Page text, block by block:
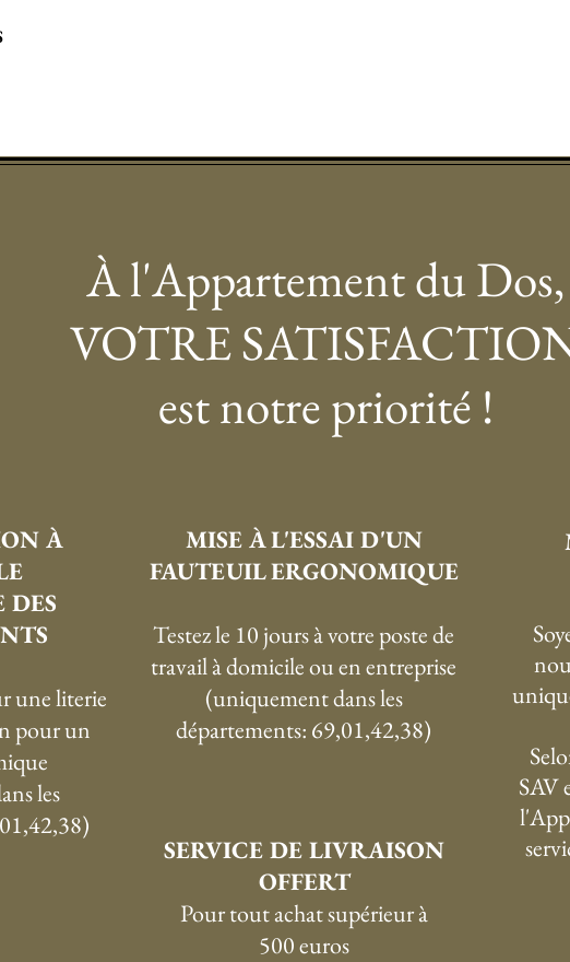
À l'Appartement du Dos,
VOTRE
est notre priorité !
À
DES
une literie
pour un
les
MISE À L'ESSAI D'UN
FAUTEUIL ERGONOMIQUE
Testez le 10 jours à votre poste de
travail à domicile ou en entreprise
(uniquement dans les
départements: 69,01,42,38)
SERVICE DE LIVRAISON
OFFERT
Pour tout achat supérieur à
500 euros
SAV